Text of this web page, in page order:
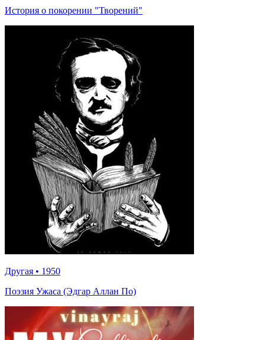
История о покорении "Творений"
Другая • 1950
Поэзия Ужаса (Эдгар Аллан По)